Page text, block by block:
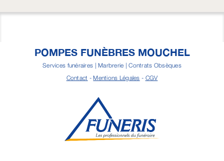
POMPES FUNÈBRES MOUCHEL
Services funéraires | Marbrerie | Contrats Obsèques
Contact -Mentions Légales - CGV